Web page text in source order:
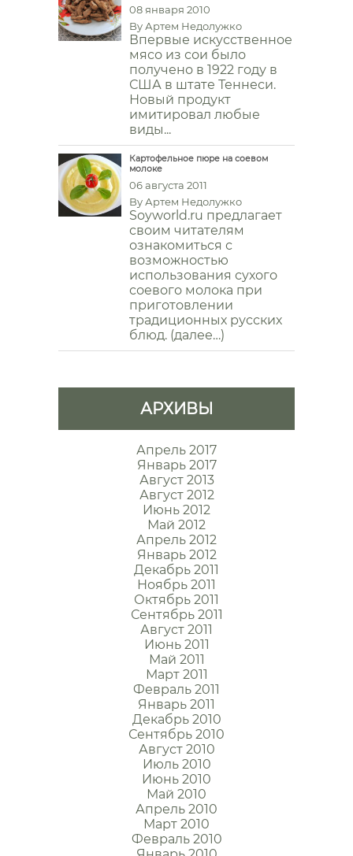
08 января 2010
By Артем Недолужко
Впервые искусственное
мясо из сои было
получено в 1922 году в
США в штате Теннеси.
Новый продукт
имитировал любые
виды...
Картофельное пюре на соевом
молоке
06 августа 2011
By Артем Недолужко
Soyworld.ru предлагает
своим читателям
ознакомиться с
возможностью
использования сухого
соевого молока при
приготовлении
традиционных русских
блюд. (далее…)
АРХИВЫ
Апрель 2017
Январь 2017
Август 2013
Август 2012
Июнь 2012
Май 2012
Апрель 2012
Январь 2012
Декабрь 2011
Ноябрь 2011
Октябрь 2011
Сентябрь 2011
Август 2011
Июнь 2011
Май 2011
Март 2011
Февраль 2011
Январь 2011
Декабрь 2010
Сентябрь 2010
Август 2010
Июль 2010
Июнь 2010
Май 2010
Апрель 2010
Март 2010
Февраль 2010